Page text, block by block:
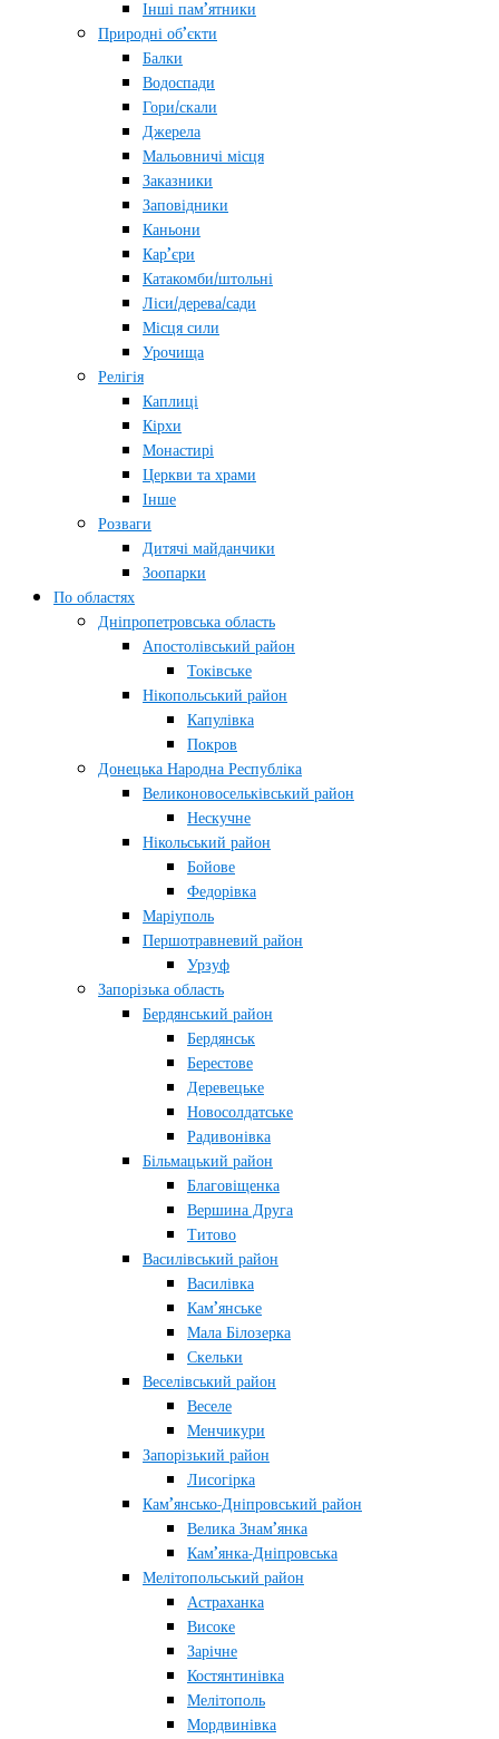
Інші пам’ятники
Природні об’єкти
Балки
Водоспади
Гори/скали
Джерела
Мальовничі місця
Заказники
Заповідники
Каньони
Кар’єри
Катакомби/штольні
Ліси/дерева/сади
Місця сили
Урочища
Релігія
Каплиці
Кірхи
Монастирі
Церкви та храми
Інше
Розваги
Дитячі майданчики
Зоопарки
По областях
Дніпропетровська область
Апостолівський район
Токівське
Нікопольський район
Капулівка
Покров
Донецька Народна Республіка
Великоновосельківський район
Нескучне
Нікольський район
Бойове
Федорівка
Маріуполь
Першотравневий район
Урзуф
Запорізька область
Бердянський район
Бердянськ
Берестове
Деревецьке
Новосолдатське
Радивонівка
Більмацький район
Благовіщенка
Вершина Друга
Титово
Василівський район
Василівка
Кам’янське
Мала Білозерка
Скельки
Веселівський район
Веселе
Менчикури
Запорізький район
Лисогірка
Кам’янсько-Дніпровський район
Велика Знам’янка
Кам’янка-Дніпровська
Мелітопольський район
Астраханка
Високе
Зарічне
Костянтинівка
Мелітополь
Мордвинівка